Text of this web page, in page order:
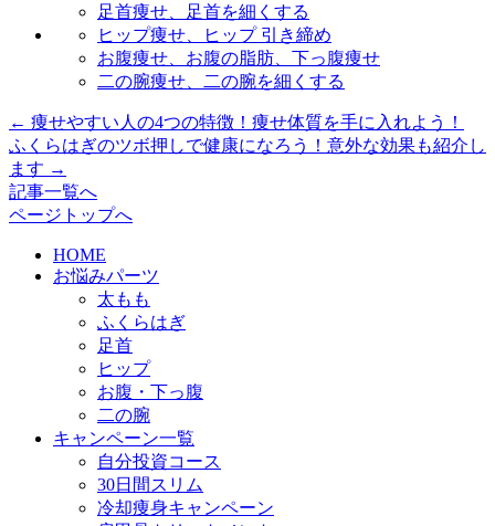
足首痩せ、足首を細くする
ヒップ痩せ、ヒップ 引き締め
お腹痩せ、お腹の脂肪、下っ腹痩せ
二の腕痩せ、二の腕を細くする
← 痩せやすい人の4つの特徴！痩せ体質を手に入れよう！
ふくらはぎのツボ押しで健康になろう！意外な効果も紹介し
ます →
記事一覧へ
ページトップへ
HOME
お悩みパーツ
太もも
ふくらはぎ
足首
ヒップ
お腹・下っ腹
二の腕
キャンペーン一覧
自分投資コース
30日間スリム
冷却痩身キャンペーン